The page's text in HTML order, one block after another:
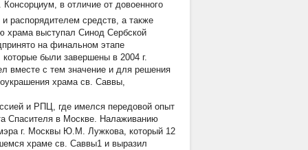
в отличие от довоенного
распорядителем средств, а также
храма выступал Синод Сербской
на финальном этапе
которые были завершены в 2004 г.
вместе с тем значение и для решения
храма св. Саввы,
и РПЦ, где имелся передовой опыт
Спасителя в Москве. Налаживанию
г. Москвы Ю.М. Лужкова, который 12
храме св. Саввы1 и выразил